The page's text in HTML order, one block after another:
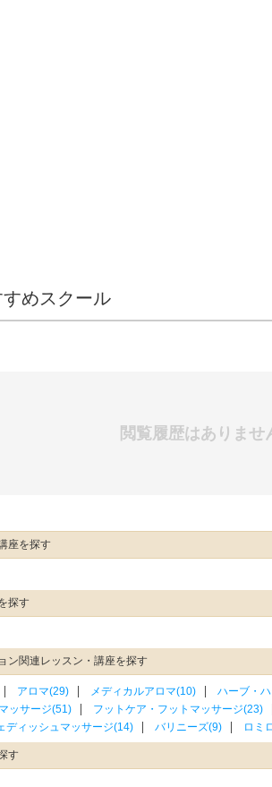
めスクール
閲覧履歴はありませ
座を探す
探す
ン関連レッスン・講座を探す
アロマ(29) メディカルアロマ(10) ハーブ・
マッサージ(51) フットケア・フットマッサージ(23)
ディッシュマッサージ(14) バリニーズ(9) ロミ
す